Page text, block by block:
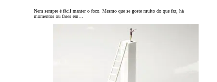
Nem sempre é fácil manter o foco. Mesmo que se goste muito do que faz, há
momentos ou fases em…